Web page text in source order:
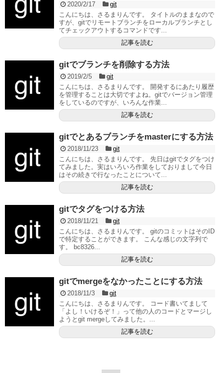
2020/2/17
git
こんにちは、さるまりんです。 タイトルのままなので
すが、gitでリモートブランチをローカルブランチとし
てチェックアウトするコマンドです...
記事を読む
gitでブランチを削除する方法
2019/2/5
git
こんにちは、さるまりんです。 開発するにあたり履歴
を管理することは大切ですよね。gitでバージョン管理
をしているのですが、いろんな作業...
記事を読む
gitでとあるブランチをmasterにする方法
2018/11/23
git
こんにちは、さるまりんです。 先日はgitでタグをつけ
てみました。実はいろいろ作業をしておりまして今日
はその続きで行なったことについて...
記事を読む
gitでタグをつける方法
2018/11/21
git
こんにちは、さるまりんです。 gitのコミットはそのID
で特定することができます。 こんな感じの文字列で
す。 bc8326...
記事を読む
gitでmergeをなかったことにする方法
2018/11/3
git
こんにちは、さるまりんです。 コード書いてまして
「よし！いけるぞ！」って他の人のコードとマージし
ようとgit mergeしてみました。...
記事を読む